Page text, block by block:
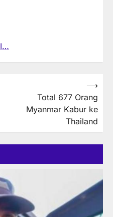
Total 677 Orang
Myanmar Kabur ke
Thailand
⟶